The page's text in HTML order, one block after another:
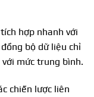
hợp nhanh với
bộ dữ liệu chỉ
mức trung bình.
chiến lược liên